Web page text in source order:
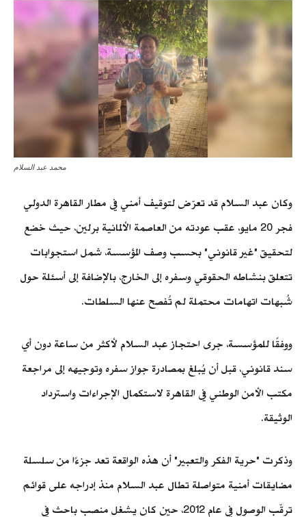
محمد عبد السلام
وكان عبد السلام قد تعرّض لتوقيف أمني في مطار القاهرة الدولي
فجر 20 مايو، عقب عودته من العاصمة الألمانية برلين، حيث خضع
لتحقيق "غير قانوني" بحسب وصف المؤسسة، شمل استجوابات
تتعلق بنشاطه الحقوقي وسفره إلى الخارج، بالإضافة إلى أسئلة حول
شُبهات اتهامات محتملة لم تُفصح عنها السلطات.
ووفقًا للمؤسسة، جرى احتجاز عبد السلام لأكثر من ساعة دون أي
سند قانوني، قبل أن يُبلغ بمصادرة جواز سفره وتوجيهه إلى مراجعة
مكتب الأمن الوطني في القاهرة لاستكمال الإجراءات واسترداد
الوثيقة.
وذكرت "حرية الفكر والتعبير" أن هذه الواقعة تعد جزءًا من سلسلة
مضايقات أمنية متواصلة تطال عبد السلام منذ إدراجه على قوائم
ترقّب الوصول في عام 2012، حين كان يشغل منصب باحث في